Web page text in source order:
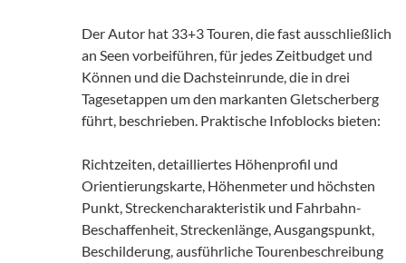
Der Autor hat 33+3 Touren, die fast ausschließlich
an Seen vorbeiführen, für jedes Zeitbudget und
Können und die Dachsteinrunde, die in drei
Tagesetappen um den markanten Gletscherberg
führt, beschrieben. Praktische Infoblocks bieten:
Richtzeiten, detailliertes Höhenprofil und
Orientierungskarte, Höhenmeter und höchsten
Punkt, Streckencharakteristik und Fahrbahn-
Beschaffenheit, Streckenlänge, Ausgangspunkt,
Beschilderung, ausführliche Tourenbeschreibung